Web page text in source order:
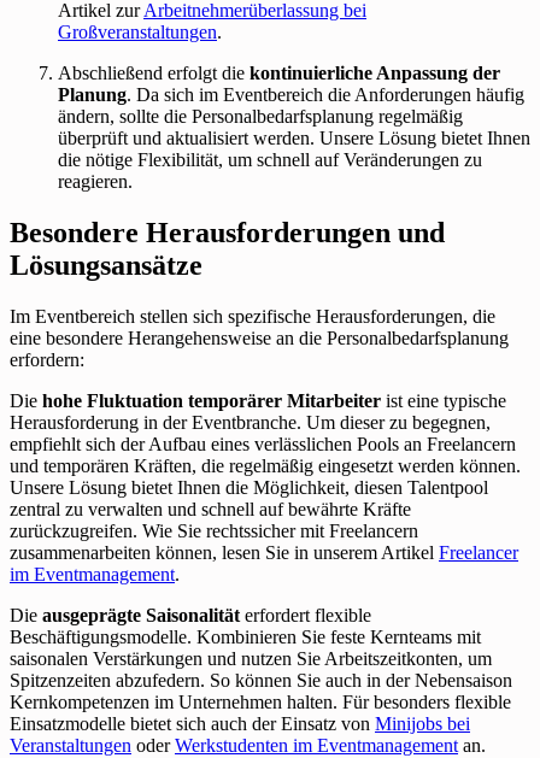
Artikel zurArbeitnehmerüberlassung bei
Großveranstaltungen.
Abschließend erfolgt die kontinuierliche Anpassung der
Planung. Da sich im Eventbereich die Anforderungen häufig
ändern, sollte die Personalbedarfsplanung regelmäßig
überprüft und aktualisiert werden. Unsere Lösung bietet Ihnen
die nötige Flexibilität, um schnell auf Veränderungen zu
reagieren.
Besondere Herausforderungen und
Lösungsansätze
Im Eventbereich stellen sich spezifische Herausforderungen, die
eine besondere Herangehensweise an die Personalbedarfsplanung
erfordern:
Die hohe Fluktuation temporärer Mitarbeiter ist eine typische
Herausforderung in der Eventbranche. Um dieser zu begegnen,
empfiehlt sich der Aufbau eines verlässlichen Pools an Freelancern
und temporären Kräften, die regelmäßig eingesetzt werden können.
Unsere Lösung bietet Ihnen die Möglichkeit, diesen Talentpool
zentral zu verwalten und schnell auf bewährte Kräfte
zurückzugreifen. Wie Sie rechtssicher mit Freelancern
zusammenarbeiten können, lesen Sie in unserem Artikel Freelancer
im Eventmanagement.
Die ausgeprägte Saisonalität erfordert flexible
Beschäftigungsmodelle. Kombinieren Sie feste Kernteams mit
saisonalen Verstärkungen und nutzen Sie Arbeitszeitkonten, um
Spitzenzeiten abzufedern. So können Sie auch in der Nebensaison
Kernkompetenzen im Unternehmen halten. Für besonders flexible
Einsatzmodelle bietet sich auch der Einsatz von Minijobs bei
Veranstaltungen oderWerkstudenten im Eventmanagement an.